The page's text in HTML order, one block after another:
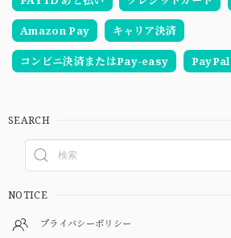
Amazon Pay キャリア決済
コンビニ決済またはPay-easy PayPal
SEARCH
NOTICE
プライバシーポリシー